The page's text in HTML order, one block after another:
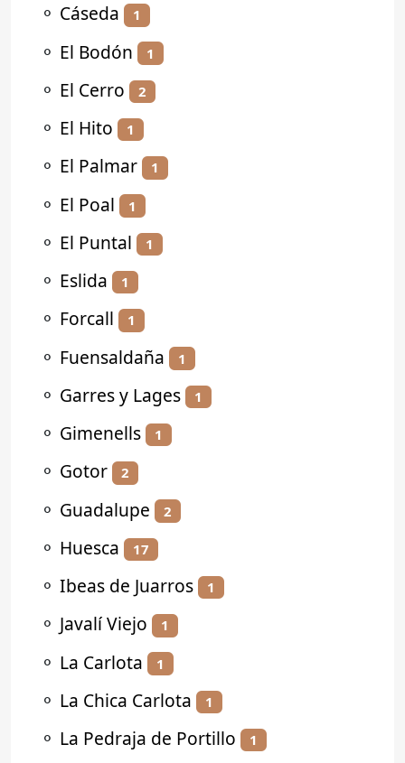
⚬ Cáseda 1
⚬ El Bodón 1
⚬ El Cerro 2
⚬ El Hito 1
⚬ El Palmar 1
⚬ El Poal 1
⚬ El Puntal 1
⚬ Eslida 1
⚬ Forcall 1
⚬ Fuensaldaña 1
⚬ Garres y Lages 1
⚬ Gimenells 1
⚬ Gotor 2
⚬ Guadalupe 2
⚬ Huesca 17
⚬ Ibeas de Juarros 1
⚬ Javalí Viejo 1
⚬ La Carlota 1
⚬ La Chica Carlota 1
⚬ La Pedraja de Portillo 1